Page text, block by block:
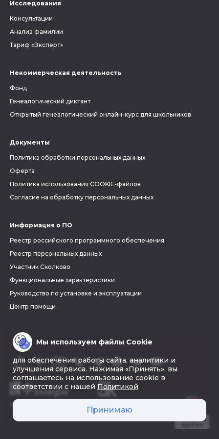
Исследования
Консультации
Анализ фамилии
Тариф «Эксперт»
Некоммерческая деятельность
Фонд
Генеалогический диктант
Открытый генеалогический онлайн-курс для школьников
Документы
Политика обработки персональных данных
Оферта
Политика использования COOKIE-файлов
Согласие на обработку персональных данных
Информация о ПО
Реестр российского программного обеспечения
Реестр персональных данных
Участник Сколково
Функциональные характеристики
Руководство по установке и эксплуатации
Центр помощи
© 2026 «Фэмири»
Мы используем файлы Cookie
для обеспечения работы сайта, аналитики и
улучшения сервиса. Нажимая «Принять», вы
соглашаетесь на использование cookie в
соответствии с нашей Политикой
Принимаю
Создать